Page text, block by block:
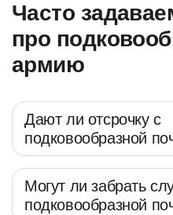
Часто
про
армию
Дают ли отсрочку с
подковообразной
Могут ли забрать
подковообразной